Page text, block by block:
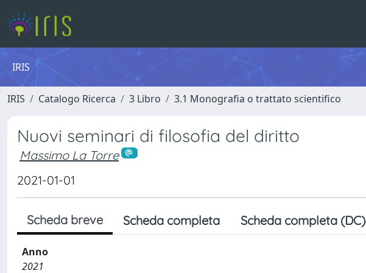
IRIS
IRIS Catalogo Ricerca 3 Libro 3.1 Monografia o trattato scientifico
Nuovi seminari di filosofia del diritto
Massimo La Torre
2021-01-01
Scheda breve Scheda completa Scheda completa (DC)
Anno
2021